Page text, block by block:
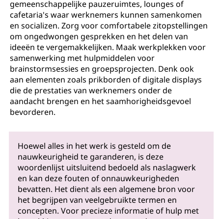
gemeenschappelijke pauzeruimtes, lounges of
cafetaria's waar werknemers kunnen samenkomen
en socializen. Zorg voor comfortabele zitopstellingen
om ongedwongen gesprekken en het delen van
ideeën te vergemakkelijken. Maak werkplekken voor
samenwerking met hulpmiddelen voor
brainstormsessies en groepsprojecten. Denk ook
aan elementen zoals prikborden of digitale displays
die de prestaties van werknemers onder de
aandacht brengen en het saamhorigheidsgevoel
bevorderen.
Hoewel alles in het werk is gesteld om de
nauwkeurigheid te garanderen, is deze
woordenlijst uitsluitend bedoeld als naslagwerk
en kan deze fouten of onnauwkeurigheden
bevatten. Het dient als een algemene bron voor
het begrijpen van veelgebruikte termen en
concepten. Voor precieze informatie of hulp met